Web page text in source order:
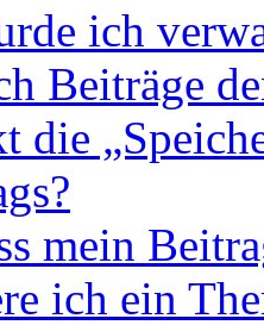
ich
Beiträge
die
mein
ich ein